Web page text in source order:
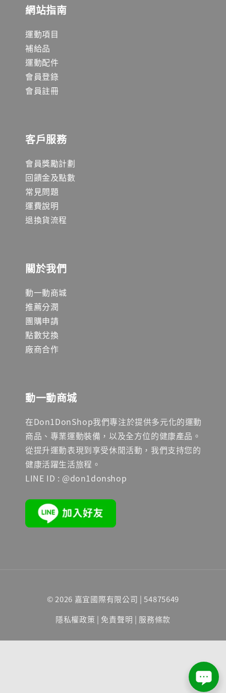
網站指南
運動項目
補給品
運動配件
會員登錄
會員註冊
客戶服務
會員獎勵計劃
回饋金及點數
常見問題
運費說明
退換貨流程
關於我們
動一動商城
推薦分潤
團購申請
點數兌換
廠商合作
動一動商城
在Don1DonShop我們專注於提供多元化的運動
商品、專業運動裝備，以及全方位的健康產品。
從提升運動表現到享受休閒活動，我們支持您的
健康活躍生活旅程。
LINE ID : @don1donshop
© 2026 嘉宜國際有限公司 | 54875649
隱私權政策 | 免責聲明 | 服務條款